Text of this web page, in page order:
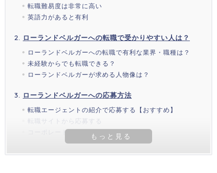
転職難易度は非常に高い
英語力があると有利
ローランドベルガーへの転職で受かりやすい人は？
ローランドベルガーへの転職で有利な業界・職種は？
未経験からでも転職できる？
ローランドベルガーが求める人物像は？
ローランドベルガーへの応募方法
転職エージェントの紹介で応募する【おすすめ】
転職サイトから応募する
コーポレートサイトから応募する